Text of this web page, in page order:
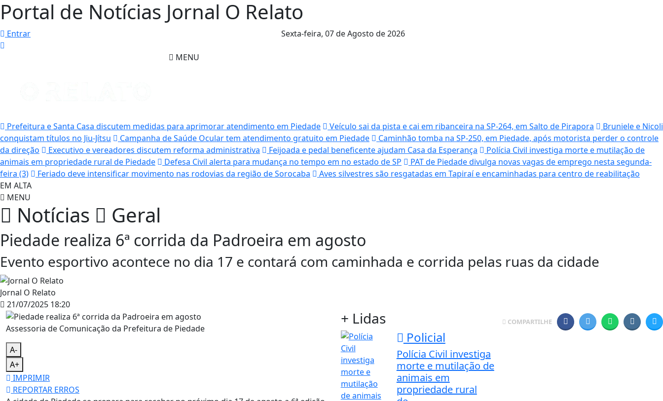
Portal de Notícias Jornal O Relato
Entrar Sexta-feira, 07 de Agosto de 2026
MENU
Prefeitura e Santa Casa discutem medidas para aprimorar atendimento em Piedade Veículo sai da pista e cai em ribanceira na SP-264, em Salto de Pirapora
Bruniele e Nicoli
conquistam títulos no Jiu-Jítsu
Campanha de Saúde Ocular tem atendimento gratuito em Piedade
Caminhão tomba na SP-250, em Piedade, após motorista perder o controle
da direção
Executivo e vereadores discutem reforma administrativa Feijoada e pedal beneficente ajudam Casa da Esperança
Polícia Civil investiga morte e mutilação de
animais em propriedade rural de Piedade
Defesa Civil alerta para mudança no tempo em no estado de SP
PAT de Piedade divulga novas vagas de emprego nesta segunda-
feira (3)
Feriado deve intensificar movimento nas rodovias da região de Sorocaba
Aves silvestres são resgatadas em Tapiraí e encaminhadas para centro de reabilitação
EM ALTA
MENU
Notícias Geral
Piedade realiza 6ª corrida da Padroeira em agosto
Evento esportivo acontece no dia 17 e contará com caminhada e corrida pelas ruas da cidade
Jornal O Relato
21/07/2025 18:20
COMPARTILHE
Assessoria de Comunicação da Prefeitura de Piedade
A-
A+
IMPRIMIR
REPORTAR ERROS
+ Lidas
Policial
Polícia Civil investiga
morte e mutilação de
animais em
propriedade rural